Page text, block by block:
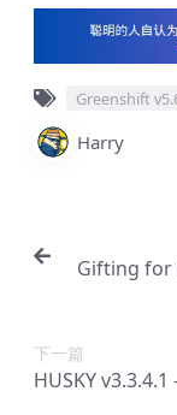
Greenshift
Harry
Gifting for
下一篇
HUSKY